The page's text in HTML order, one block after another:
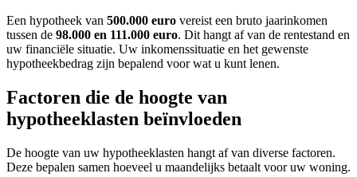
Een hypotheek van 500.000 euro vereist een bruto jaarinkomen
tussen de 98.000 en 111.000 euro. Dit hangt af van de rentestand en
uw financiële situatie. Uw inkomenssituatie en het gewenste
hypotheekbedrag zijn bepalend voor wat u kunt lenen.
Factoren die de hoogte van
hypotheeklasten beïnvloeden
De hoogte van uw hypotheeklasten hangt af van diverse factoren.
Deze bepalen samen hoeveel u maandelijks betaalt voor uw woning.